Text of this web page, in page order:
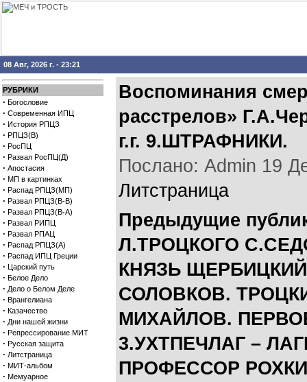
08 Авг, 2026 г. - 23:21
РУБРИКИ
· Богословие
· Современная ИПЦ
· История РПЦЗ
· РПЦЗ(В)
· РосПЦ
· Развал РосПЦ(Д)
· Апостасия
· МП в картинках
· Распад РПЦЗ(МП)
· Развал РПЦЗ(В-В)
· Развал РПЦЗ(В-А)
· Развал РИПЦ
· Развал РПАЦ
· Распад РПЦЗ(А)
· Распад ИПЦ Греции
· Царский путь
· Белое Дело
· Дело о Белом Деле
· Врангелиана
· Казачество
· Дни нашей жизни
· Репрессирование МИТ
· Русская защита
· Литстраница
· МИТ-альбом
· Мемуарное
Воспоминания
расстрелов»
г.г. 9.ШТРАФНИКИ.
Послано: Admin 19
Литстраница
Предыдущие
Л.ТРОЦКОГО
КНЯЗЬ
СОЛОВКОВ.
МИХАЙЛОВ.
3.УХТПЕЧЛАГ –
ПРОФЕССОР